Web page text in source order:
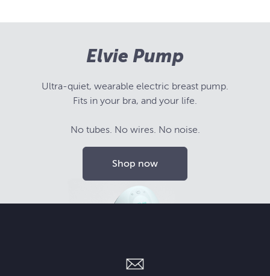
Elvie Pump
Ultra-quiet, wearable electric breast pump.
Fits in your bra, and your life.
No tubes. No wires. No noise.
Shop now